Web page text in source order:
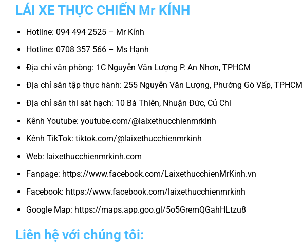
LÁI XE THỰC CHIẾN Mr KÍNH
Hotline: 094 494 2525 – Mr Kính
Hotline: 0708 357 566 – Ms Hạnh
Địa chỉ văn phòng: 1C Nguyễn Văn Lượng P. An Nhơn, TPHCM
Địa chỉ sân tập thực hành: 255 Nguyễn Văn Lượng, Phường Gò Vấp, TPHCM
Địa chỉ sân thi sát hạch: 10 Bà Thiên, Nhuận Đức, Củ Chi
Kênh Youtube: youtube.com/@laixethucchienmrkinh
Kênh TikTok: tiktok.com/@laixethucchienmrkinh
Web: laixethucchienmrkinh.com
Fanpage: https://www.facebook.com/LaixethucchienMrKinh.vn
Facebook: https://www.facebook.com/laixethucchienmrkinh
Google Map: https://maps.app.goo.gl/5o5GremQGahHLtzu8
Liên hệ với chúng tôi: